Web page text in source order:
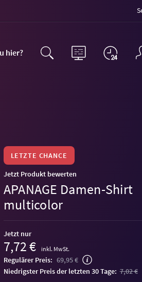
hier?
LETZTE CHANCE
Jetzt Produkt bewerten
APANAGE Damen-Shirt
multicolor
Jetzt nur
7,72 € inkl. MwSt.
Regulärer Preis: 69,95 €
niedrigster Preis der letzten 30 Tage: 7,02 €